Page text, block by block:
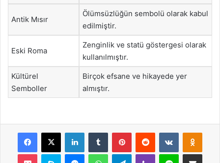
Antik Mısır
Ölümsüzlüğün sembolü olarak kabul
edilmiştir.
Eski Roma
Zenginlik ve statü göstergesi olarak
kullanılmıştır.
Kültürel
Semboller
Birçok efsane ve hikayede yer
almıştır.
Facebook
X LinkedInTumblr PinterestReddit VKontakte
Pocket Skype MessengerWhatsAppTelegramViber Line E-Posta ile